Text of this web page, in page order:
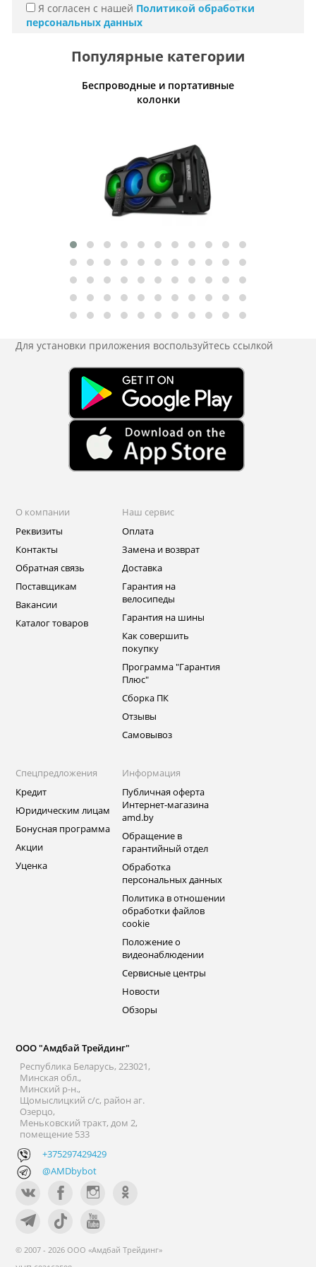
Я согласен с нашей Политикой обработки
персональных данных
Популярные категории
Беспроводные и портативные
колонки
Для установки приложения воспользуйтесь ссылкой
О компании
Реквизиты
Контакты
Обратная связь
Поставщикам
Вакансии
Каталог товаров
Наш сервис
Оплата
Замена и возврат
Доставка
Гарантия на
велосипеды
Гарантия на шины
Как совершить
покупку
Программа "Гарантия
Плюс"
Сборка ПК
Отзывы
Самовывоз
Спецпредложения
Кредит
Юридическим лицам
Бонусная программа
Акции
Уценка
Информация
Публичная оферта
Интернет-магазина
amd.by
Обращение в
гарантийный отдел
Обработка
персональных данных
Политика в отношении
обработки файлов
cookie
Положение о
видеонаблюдении
Сервисные центры
Новости
Обзоры
ООО "Амдбай Трейдинг"
Республика Беларусь, 223021,
Минская обл.,
Минский р-н.,
Щомыслицкий с/с, район аг.
Озерцо,
Меньковский тракт, дом 2,
помещение 533
+375297429429
@AMDbybot
© 2007 - 2026 ООО «Амдбай Трейдинг»